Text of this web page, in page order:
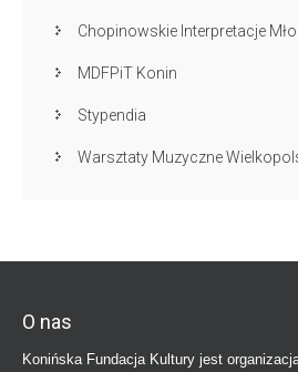
Chopinowskie Interpretacje
MDFPiT Konin
Stypendia
Warsztaty Muzyczne
O nas
Konińska Fundacja Kultury jest